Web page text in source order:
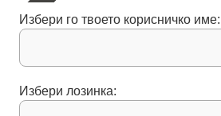
Избери го твоето корисничко име:
Избери лозинка: